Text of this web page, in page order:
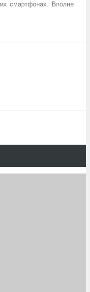
смартфонах. Вполне